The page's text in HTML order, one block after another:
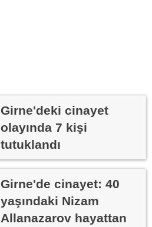
Girne'deki cinayet
olayında 7 kişi
tutuklandı
Girne'de cinayet: 40
yaşındaki Nizam
Allanazarov hayattan